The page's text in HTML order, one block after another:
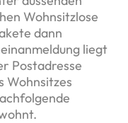
Wohnsitzlose
dann
liegt
Postadresse
Wohnsitzes